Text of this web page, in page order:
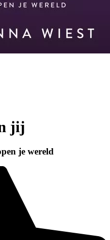
jij
je wereld